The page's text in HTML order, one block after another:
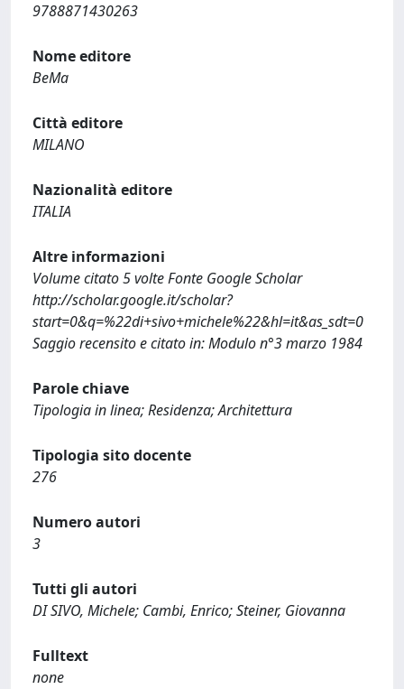
9788871430263
Nome editore
BeMa
Città editore
MILANO
Nazionalità editore
ITALIA
Altre informazioni
Volume citato 5 volte Fonte Google Scholar
http://scholar.google.it/scholar?
start=0&q=%22di+sivo+michele%22&hl=it&as_sdt=0
Saggio recensito e citato in: Modulo n°3 marzo 1984
Parole chiave
Tipologia in linea; Residenza; Architettura
Tipologia sito docente
276
Numero autori
3
Tutti gli autori
DI SIVO, Michele; Cambi, Enrico; Steiner, Giovanna
Fulltext
none